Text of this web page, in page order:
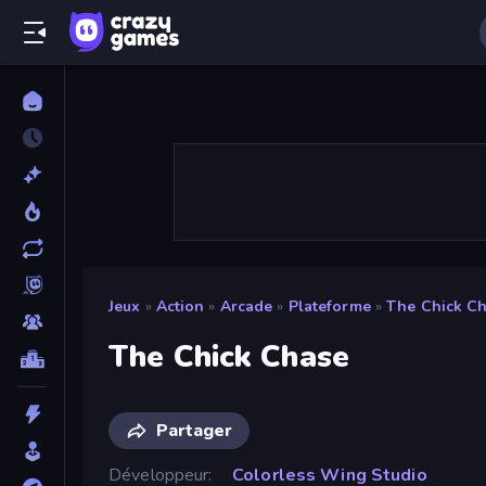
Jeux » Action » Arcade » Plateforme » The Chick
The Chick Chase
Partager
Développeur
Colorless Wing Studio